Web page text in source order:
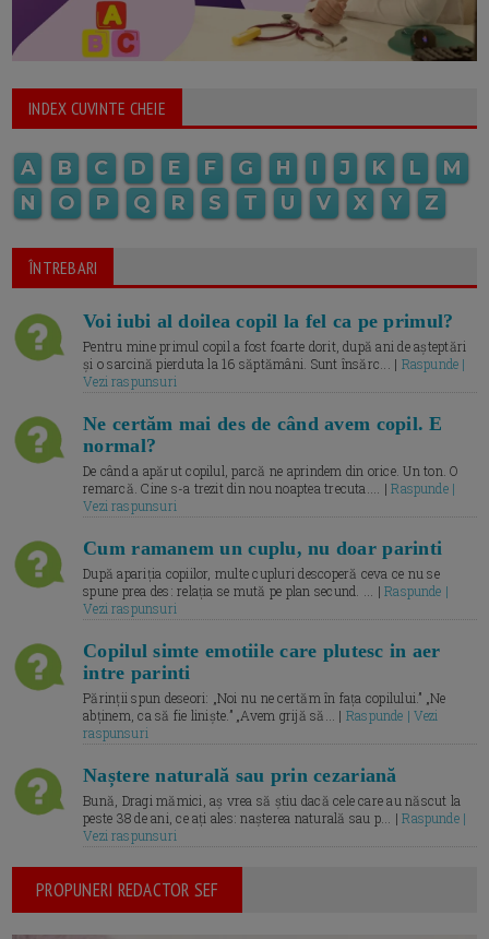
INDEX CUVINTE CHEIE
A B C D E F G H I J K L
M
N
O P Q R S T U V X Y Z
ÎNTREBARI
Voi iubi al doilea copil la fel ca pe primul?
Pentru mine primul copil a fost foarte dorit, după ani de așteptări
și o sarcină pierduta la 16 săptămâni. Sunt însărc... | Raspunde |
Vezi raspunsuri
Ne certăm mai des de când avem copil. E
normal?
De când a apărut copilul, parcă ne aprindem din orice. Un ton. O
remarcă. Cine s-a trezit din nou noaptea trecuta.... |Raspunde |
Vezi raspunsuri
Cum ramanem un cuplu, nu doar parinti
După apariția copiilor, multe cupluri descoperă ceva ce nu se
spune prea des: relația se mută pe plan secund. ... |Raspunde |
Vezi raspunsuri
Copilul simte emotiile care plutesc in aer
intre parinti
Părinții spun deseori: „Noi nu ne certăm în fața copilului.” „Ne
abținem, ca să fie liniște.” „Avem grijă să... | Raspunde | Vezi
raspunsuri
Naștere naturală sau prin cezariană
Bună, Dragi mămici, aș vrea să știu dacă cele care au născut la
peste 38 de ani, ce ați ales: nașterea naturală sau p... |Raspunde |
Vezi raspunsuri
PROPUNERI REDACTOR SEF